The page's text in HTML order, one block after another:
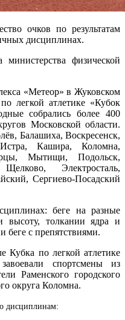
очков по результатам
дисциплинах.
физической
«Метеор» в Жуковском
легкой атлетике «Кубок
собрались более 400
Московской области.
Балашиха, Воскресенск,
Кашира, Коломна,
Мытищи, Подольск,
Электросталь,
Сергиево-Посадский
беге на разные
толкании ядра и
беге с препятствиями.
Кубка по легкой атлетике
спортсмены из
Раменского городского
округа Коломна.
дисциплинам: